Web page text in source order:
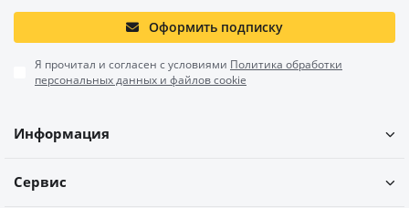
Оформить подписку
Я прочитал и согласен с условиями Политика обработки
персональных данных и файлов cookie
Информация
Сервис